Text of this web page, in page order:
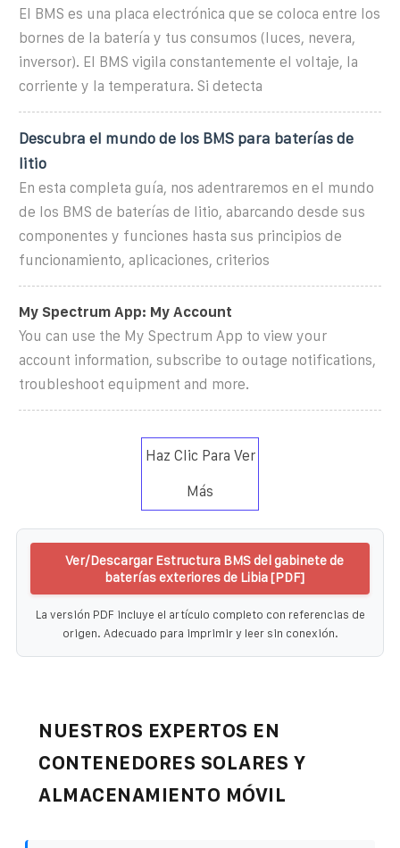
El BMS es una placa electrónica que se coloca entre los
bornes de la batería y tus consumos (luces, nevera,
inversor). El BMS vigila constantemente el voltaje, la
corriente y la temperatura. Si detecta
Descubra el mundo de los BMS para baterías de
litio
En esta completa guía, nos adentraremos en el mundo
de los BMS de baterías de litio, abarcando desde sus
componentes y funciones hasta sus principios de
funcionamiento, aplicaciones, criterios
My Spectrum App: My Account
You can use the My Spectrum App to view your
account information, subscribe to outage notifications,
troubleshoot equipment and more.
Haz Clic Para Ver
Más
Ver/Descargar Estructura BMS del gabinete de
baterías exteriores de Libia [PDF]
La versión PDF incluye el artículo completo con referencias de
origen. Adecuado para imprimir y leer sin conexión.
NUESTROS EXPERTOS EN
CONTENEDORES SOLARES Y
ALMACENAMIENTO MÓVIL